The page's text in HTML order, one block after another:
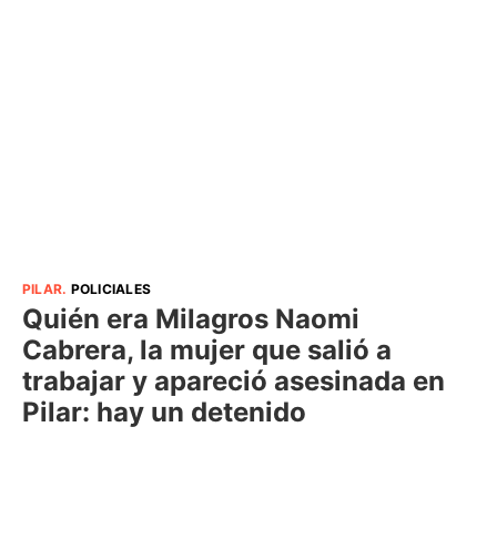
PILAR. POLICIALES
Quién era Milagros Naomi
Cabrera, la mujer que salió a
trabajar y apareció asesinada en
Pilar: hay un detenido